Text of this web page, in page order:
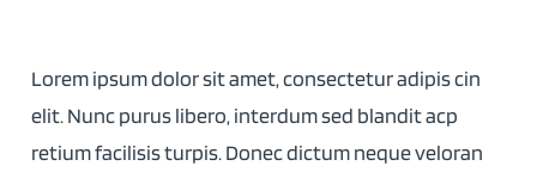
Lorem ipsum dolor sit amet, consectetur adipis cin
elit. Nunc purus libero, interdum sed blandit acp
retium facilisis turpis. Donec dictum neque veloran